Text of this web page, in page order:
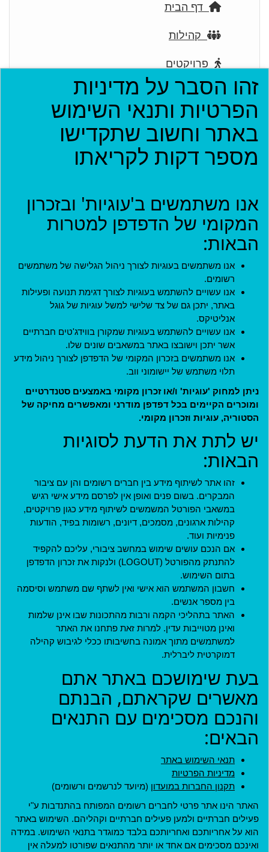
זהו הסבר על מדיניות
הפרטיות ותנאי השימוש
באתר וחשוב שתקדישו
מספר דקות לקריאתו
אנו משתמשים ב'עוגיות' ובזכרון
המקומי של הדפדפן למטרות
הבאות:
אנו משתמשים בעוגיות לצורך ניהול הגלישה של משתמשים
רשומים.
אנו עשויים להשתמש בעוגיות לצורך דגימת תנועה ופעילות
באתר, יתכן גם של צד שלישי למשל עוגיות של גוגל
אנליטיקס.
אנו עשויים להשתמש בעוגיות שמקורן בווידג'טים חברתיים
אשר יתכן וישובצו באתר במשאבים שונים שלו.
אנו משתמשים בזכרון המקומי של הדפדפן לצורך ניהול מידע
תלוי משתמש של יישומוני ווב.
ניתן למחוק 'עוגיות' ו/או זכרון מקומי באמצעים סטנדרטיים
ומוכרים הקיימים בכל דפדפן מודרני ומאפשרים מחיקה של
הסטוריה, עוגיות וזכרון מקומי.
יש לתת את הדעת לסוגיות
הבאות:
זהו אתר לשיתוף מידע בין חברים רשומים והן עם ציבור
המבקרים. בשום פנים ואופן אין לפרסם מידע אישי רגיש
במשאבי הפורטל המשמשים לשיתוף מידע כגון פרויקטים,
קהילות ארגונים, מסמכים, דיונים, רשומות בפיד, הודעות
פנימיות ועוד.
אם הנכם עושים שימוש במחשב ציבורי, עליכם להקפיד
להתנתק מהפורטל (LOGOUT) ולנקות את זכרון הדפדפן
בתום השימוש.
חשבון המשתמש הוא אישי ואין לשתף שם משתמש וסיסמה
בין מספר אנשים.
האתר בתהליכי הקמה ורבות מהתכונות שבו אינן שלמות
ואינן מטוייבות עדין. למרות זאת פתחנו את האתר
למשתמשים מתוך אמונה בחשיבותו ככלי לגיבוש קהילה
דמוקרטית ליברלית.
בעת שימושכם באתר אתם
מאשרים שקראתם, הבנתם
והנכם מסכימים עם התנאים
הבאים:
תנאי השימוש באתר
מדיניות הפרטיות
תקנון החברות במועדון (מיועד לנרשמים ורשומים)
האתר הינו אתר פרטי לחברים רשומים המפותח בהתנדבות ע"י
פעילים חברתיים ולמען פעילים חברתיים וקהליהם. השימוש באתר
הוא על אחריותכם ואחריותכם בלבד כמוגדר בתנאי השימוש. במידה
ואינכם מסכימים אם אחד או יותר מהתנאים שפורטו למעלה אין
דף הבית
קהילות
פרויקטים
ארגונים
בתי עסק
כניסה
שם משתמש
שם המשתמש שהוגדר בעת הרישום לאתר.
סיסמה*
קוד מנהל
למנהלים בלבד. משתמשים אחרים יכולים להתעלם משדה זה.
כניסה
הצטרפות
חידוש סיסמה
מדיניות
תקנון חברות במועדון
תקנון ארגונים שותפים
תנאי שימוש
מדיניות פרטיות
הצהרת נגישות
ארגונים שותפים
האתר נבנה בהתנדבות על ידי
אנשים ליברליים כמוכם בהובלת:
יצירת קשר